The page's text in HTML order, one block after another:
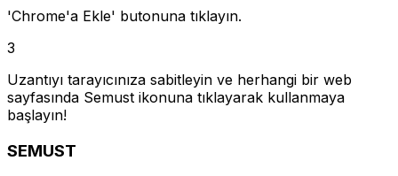
'Chrome'a Ekle' butonuna tıklayın.
3
Uzantıyı tarayıcınıza sabitleyin ve herhangi bir web
sayfasında Semust ikonuna tıklayarak kullanmaya
başlayın!
SEMUST